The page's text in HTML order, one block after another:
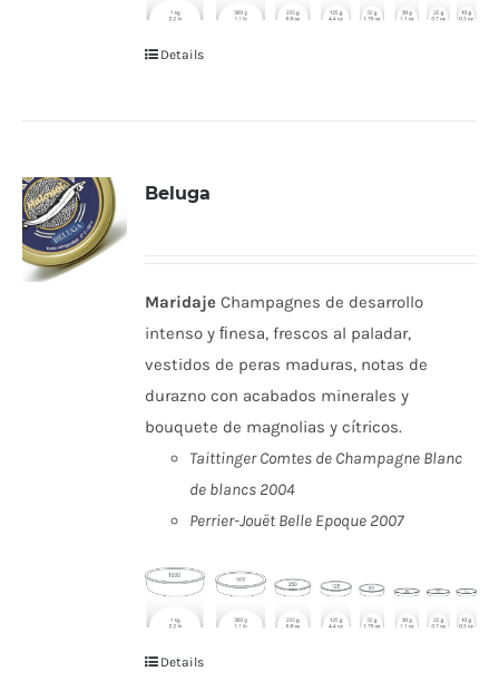
Details
Beluga
Maridaje Champagnes de desarrollo
intenso y ﬁnesa, frescos al paladar,
vestidos de peras maduras, notas de
durazno con acabados minerales y
bouquete de magnolias y cítricos.
Taittinger Comtes de Champagne Blanc
de blancs 2004
Perrier-Jouët Belle Epoque 2007
Details